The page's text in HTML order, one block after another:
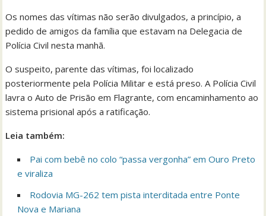
Os nomes das vítimas não serão divulgados, a princípio, a
pedido de amigos da família que estavam na Delegacia de
Polícia Civil nesta manhã.
O suspeito, parente das vítimas, foi localizado
posteriormente pela Polícia Militar e está preso. A Polícia Civil
lavra o Auto de Prisão em Flagrante, com encaminhamento ao
sistema prisional após a ratificação.
Leia também:
Pai com bebê no colo “passa vergonha” em Ouro Preto
e viraliza
Rodovia MG-262 tem pista interditada entre Ponte
Nova e Mariana